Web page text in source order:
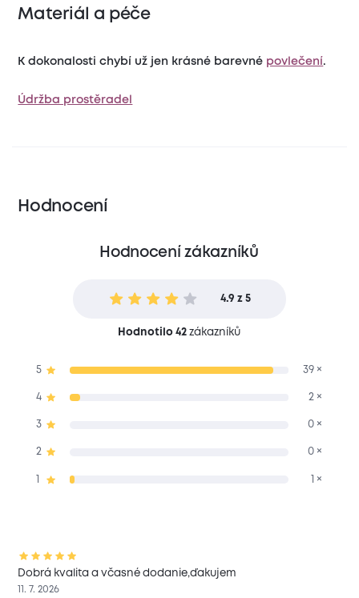
Materiál a péče
K dokonalosti chybí už jen krásné barevné povlečení .
Údržba prostěradel
Hodnocení
Hodnocení zákazníků
4.9 z 5
Hodnotilo 42 zákazníků
5 39 ×
4 2 ×
3 0 ×
2 0 ×
1 ×
Dobrá kvalita a včasné dodanie,ďakujem
11. 7. 2026